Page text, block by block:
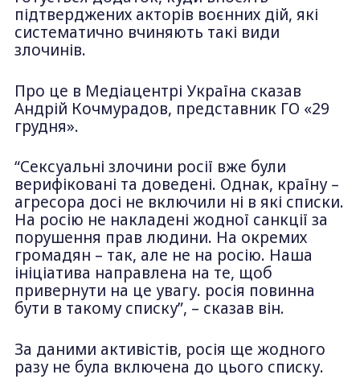
підтверджених акторів воєнних дій, які
систематично вчиняють такі види
злочинів.
Про це в Медіацентрі Україна сказав
Андрій Кочмурадов, представник ГО «29
грудня».
“Сексуальні злочини росії вже були
верифіковані та доведені. Однак, країну –
агресора досі не включили ні в які списки.
На росію не накладені жодної санкції за
порушення прав людини. На окремих
громадян – так, але не на росію. Наша
ініціатива направлена на те, щоб
привернути на це увагу. росія повинна
бути в такому списку”, – сказав він.
За даними активістів, росія ще жодного
разу не була включена до цього списку.